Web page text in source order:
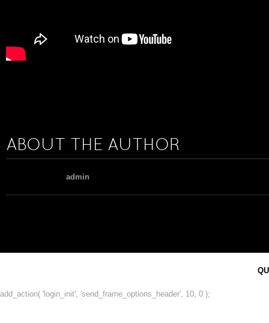
ABOUT THE AUTHOR
admin
add_action( 'login_init', 'send_frame_options_header', 10, 0 );